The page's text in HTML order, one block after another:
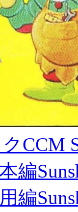
CCM
編
編